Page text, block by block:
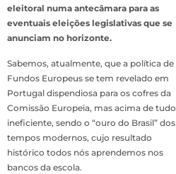
eleitoral numa antecâmara para as
eventuais eleições legislativas que se
anunciam no horizonte.
Sabemos, atualmente, que a política de
Fundos Europeus se tem revelado em
Portugal dispendiosa para os cofres da
Comissão Europeia, mas acima de tudo
ineficiente, sendo o “ouro do Brasil” dos
tempos modernos, cujo resultado
histórico todos nós aprendemos nos
bancos da escola.